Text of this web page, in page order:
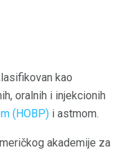
kao
oralnih i injekcionih
(HOBP) i astmom.
akademije za